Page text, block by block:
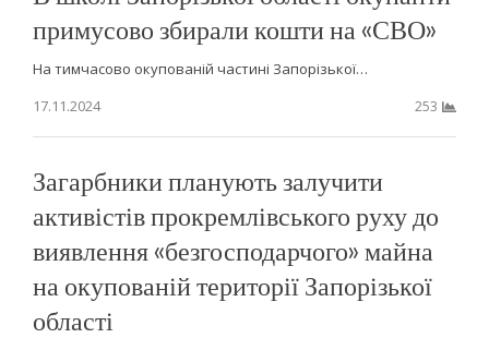
примусово збирали кошти на «СВО»
На тимчасово окупованій частині Запорізької…
17.11.2024
253
Загарбники планують залучити
активістів прокремлівського руху до
виявлення «безгосподарчого» майна
на окупованій території Запорізької
області